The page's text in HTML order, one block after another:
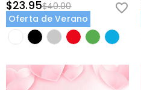
$23.95$40.00
Oferta de Verano